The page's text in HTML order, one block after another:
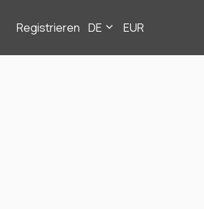
Registrieren DE EUR